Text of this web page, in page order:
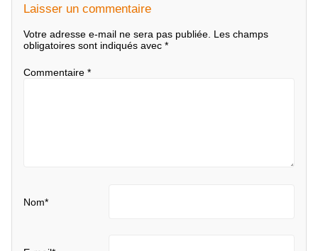
Laisser un commentaire
Votre adresse e-mail ne sera pas publiée. Les champs
obligatoires sont indiqués avec *
Commentaire *
Nom*